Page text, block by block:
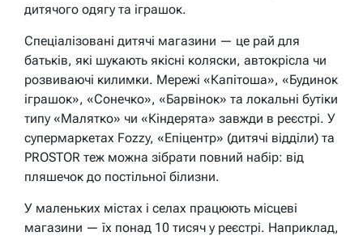
дитячого одягу та іграшок.
Спеціалізовані дитячі магазини — це рай для
батьків, які шукають якісні коляски, автокрісла чи
розвиваючі килимки. Мережі «Капітоша», «Будинок
іграшок», «Сонечко», «Барвінок» та локальні бутіки
типу «Малятко» чи «Кіндерята» завжди в реєстрі. У
супермаркетах Fozzy, «Епіцентр» (дитячі відділи) та
PROSTOR теж можна зібрати повний набір: від
пляшечок до постільної білизни.
У маленьких містах і селах працюють місцеві
магазини — їх понад 10 тисяч у реєстрі. Наприклад,